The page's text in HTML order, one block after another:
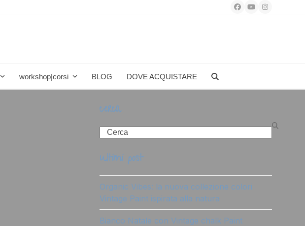
Facebook
YouTubeInstagram
workshop|corsi BLOG DOVE ACQUISTARE
cerca
Search
ultimi post
Organic Vibes: la nuova collezione colori
Vintage Paint ispirata alla natura
Bianco Natale con Vintage chalk Paint